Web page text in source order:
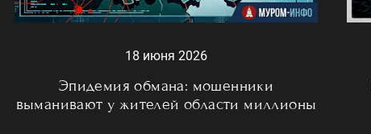
18 июня 2026
Эпидемия обмана: мошенники
выманивают у жителей области миллионы